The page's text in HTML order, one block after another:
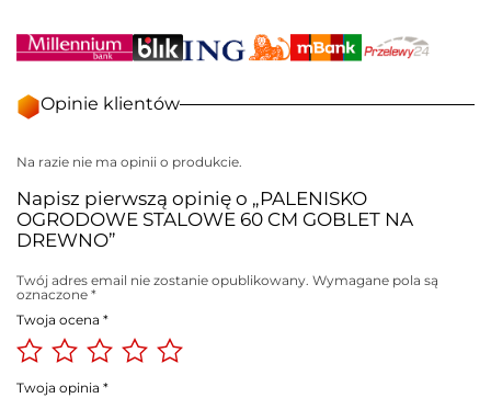
Opinie klientów
Na razie nie ma opinii o produkcie.
Napisz pierwszą opinię o „PALENISKO
OGRODOWE STALOWE 60 CM GOBLET NA
DREWNO”
Twój adres email nie zostanie opublikowany. Wymagane pola są
oznaczone *
Twoja ocena *
Twoja opinia *